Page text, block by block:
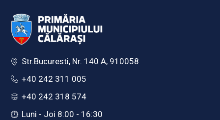
Str.Bucuresti, Nr. 140 A, 910058
+40 242 311 005
+40 242 318 574
Luni - Joi 8:00 - 16:30